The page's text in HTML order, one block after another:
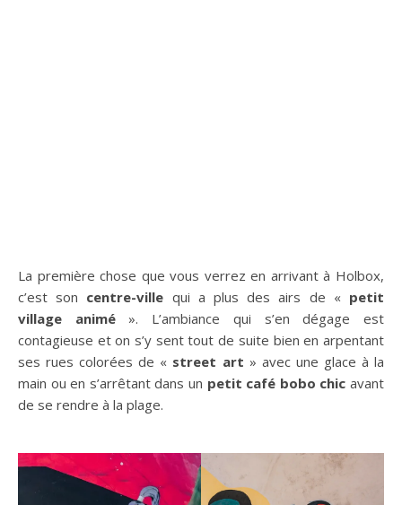
La première chose que vous verrez en arrivant à Holbox,
c’est son centre-ville qui a plus des airs de « petit
village animé». L’ambiance qui s’en dégage est
contagieuse et on s’y sent tout de suite bien en arpentant
ses rues colorées de « street art » avec une glace à la
main ou en s’arrêtant dans un petit café bobo chic avant
de se rendre à la plage.